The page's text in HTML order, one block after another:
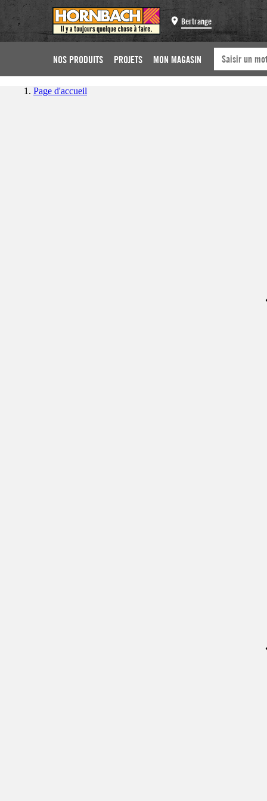
Bertrange
NOS PRODUITS PROJETS MON MAGASIN
Page d'accueil